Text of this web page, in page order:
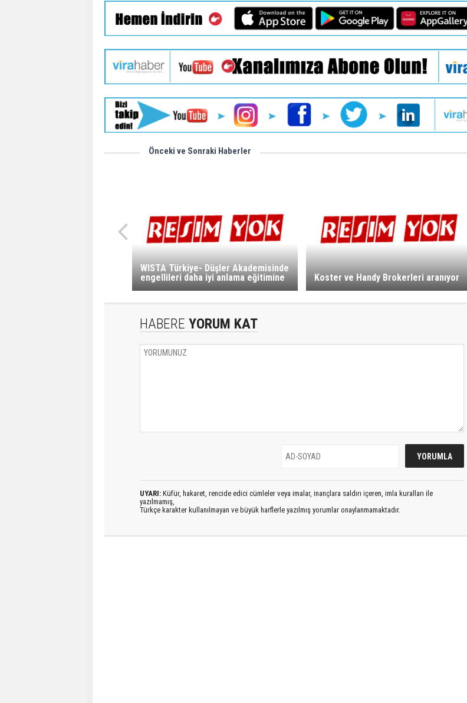
Önceki ve Sonraki Haberler
WISTA Türkiye- Düşler Akademisinde
engellileri daha iyi anlama eğitimine
Koster ve Handy Brokerleri aranıyor
HABERE YORUM KAT
UYARI: Küfür, hakaret, rencide edici cümleler veya imalar, inançlara saldırı içeren, imla kuralları ile
yazılmamış,
Türkçe karakter kullanılmayan ve büyük harflerle yazılmış yorumlar onaylanmamaktadır.